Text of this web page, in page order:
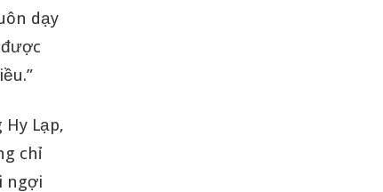
dạy
Lạp,
chỉ
ngợi